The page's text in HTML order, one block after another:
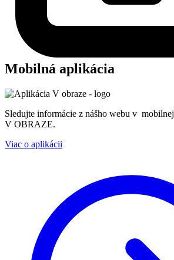
Mobilná aplikácia
Sledujte informácie z nášho webu v
V OBRAZE.
Viac o aplikácii